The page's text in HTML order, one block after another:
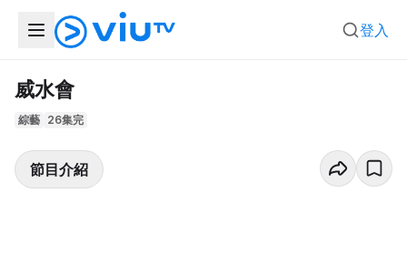
登入
威水會
綜藝 26集完
節目介紹